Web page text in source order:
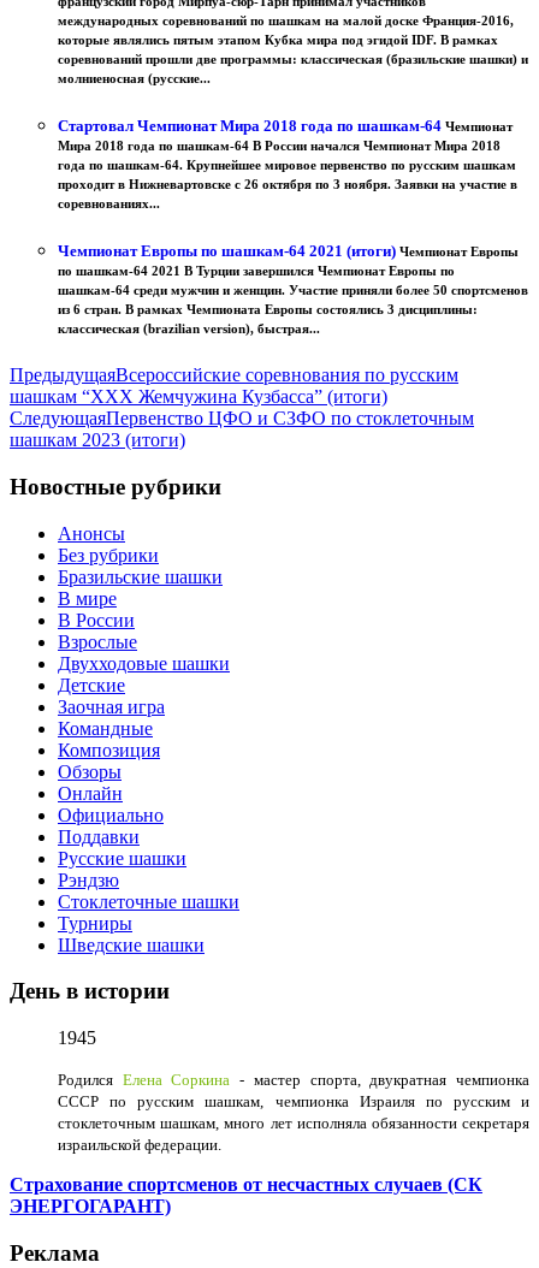
международных соревнований по шашкам на малой доске Франция-2016,
которые являлись пятым этапом Кубка мира под эгидой IDF. В рамках
соревнований прошли две программы: классическая (бразильские шашки) и
молниеносная (русские...
Стартовал Чемпионат Мира 2018 года по шашкам-64 Чемпионат
Мира 2018 года по шашкам-64 В России начался Чемпионат Мира 2018
года по шашкам-64. Крупнейшее мировое первенство по русским шашкам
проходит в Нижневартовске с 26 октября по 3 ноября. Заявки на участие в
соревнованиях...
Чемпионат Европы по шашкам-64 2021 (итоги) Чемпионат Европы
по шашкам-64 2021 В Турции завершился Чемпионат Европы по
шашкам-64 среди мужчин и женщин. Участие приняли более 50 спортсменов
из 6 стран. В рамках Чемпионата Европы состоялись 3 дисциплины:
классическая (brazilian version), быстрая...
ПредыдущаяВсероссийские соревнования по русским
шашкам “XXX Жемчужина Кузбасса” (итоги)
СледующаяПервенство ЦФО и СЗФО по стоклеточным
шашкам 2023 (итоги)
Новостные рубрики
Анонсы
Без рубрики
Бразильские шашки
В мире
В России
Взрослые
Двухходовые шашки
Детские
Заочная игра
Командные
Композиция
Обзоры
Онлайн
Официально
Поддавки
Русские шашки
Рэндзю
Стоклеточные шашки
Турниры
Шведские шашки
День в истории
1945
Родился Елена Соркина - мастер спорта, двукратная чемпионка
СССР по русским шашкам, чемпионка Израиля по русским и
стоклеточным шашкам, много лет исполняла обязанности секретаря
израильской федерации.
Страхование спортсменов от несчастных случаев (СК
ЭНЕРГОГАРАНТ)
Реклама